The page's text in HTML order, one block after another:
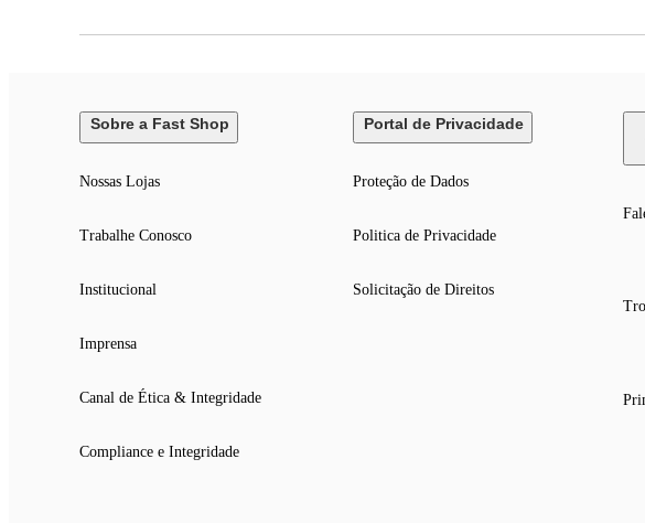
Sobre a Fast Shop
Nossas Lojas
Trabalhe Conosco
Institucional
Imprensa
Canal de Ética & Integridade
Compliance e Integridade
Portal de Privacidade
Proteção de Dados
Politica de Privacidade
Solicitação de Direitos